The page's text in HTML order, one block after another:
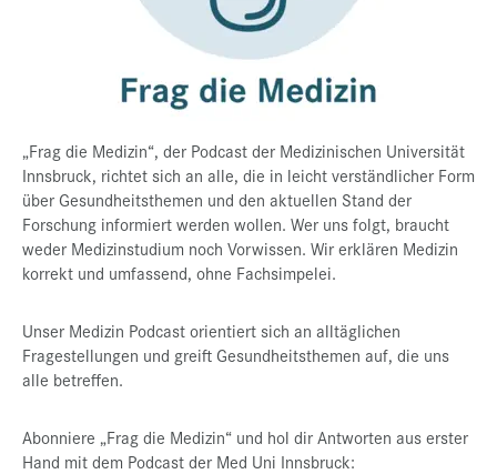
Service-Links
de | en
„Frag die Medizin“, der Podcast der Medizinischen Universität
Innsbruck, richtet sich an alle, die in leicht verständlicher Form
über Gesundheitsthemen und den aktuellen Stand der
Forschung informiert werden wollen. Wer uns folgt, braucht
weder Medizinstudium noch Vorwissen. Wir erklären Medizin
korrekt und umfassend, ohne Fachsimpelei.
Unser Medizin Podcast orientiert sich an alltäglichen
Fragestellungen und greift Gesundheitsthemen auf, die uns
alle betreffen.
Abonniere „Frag die Medizin“ und hol dir Antworten aus erster
Hand mit dem Podcast der Med Uni Innsbruck: